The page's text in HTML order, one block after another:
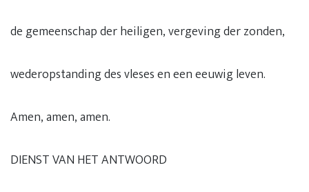
de gemeenschap der heiligen, vergeving der zonden,
wederopstanding des vleses en een eeuwig leven.
Amen, amen, amen.
DIENST VAN HET ANTWOORD